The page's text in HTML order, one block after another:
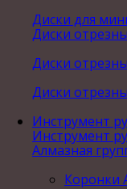
Диски для
Диски
Диски
Диски
Инструмент
Инструмент
Алмазная